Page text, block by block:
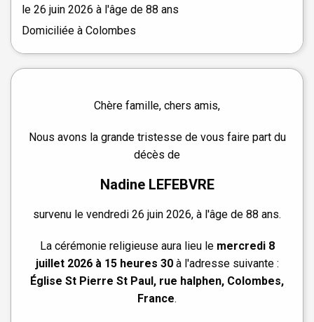
le 26 juin 2026 à l'âge de 88 ans
Domiciliée à Colombes
Chère famille, chers amis,
Nous avons la grande tristesse de vous faire part du
décès de
Nadine LEFEBVRE
survenu le vendredi 26 juin 2026, à l'âge de 88 ans.
La cérémonie religieuse aura lieu le mercredi 8
juillet 2026 à 15 heures 30à l'adresse suivante :
Église St Pierre St Paul, rue halphen, Colombes,
France.